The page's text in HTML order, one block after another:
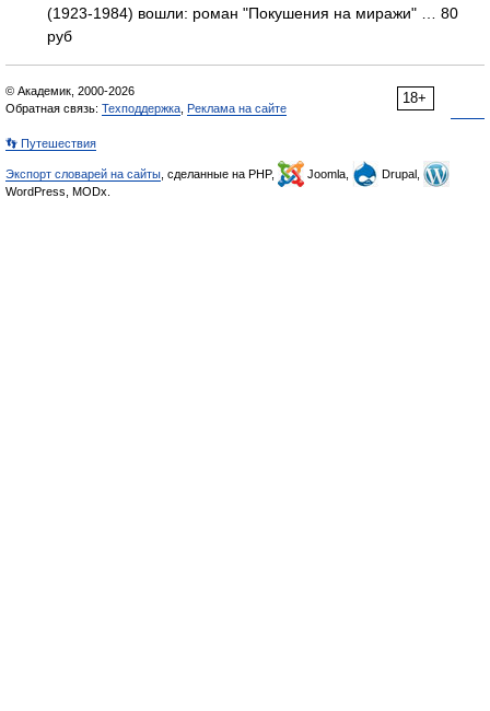
(1923-1984) вошли: роман "Покушения на миражи" … 80
руб
18+
© Академик, 2000-2026
Обратная связь: Техподдержка Реклама на сайте
👣 Путешествия
Экспорт словарей на сайты , сделанные на PHP, Joomla,
Drupal,
WordPress, MODx.